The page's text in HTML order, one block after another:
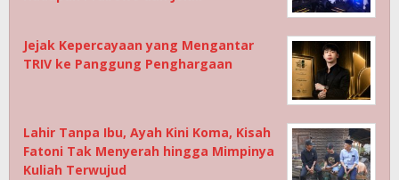
Jejak Kepercayaan yang Mengantar
TRIV ke Panggung Penghargaan
Lahir Tanpa Ibu, Ayah Kini Koma, Kisah
Fatoni Tak Menyerah hingga Mimpinya
Kuliah Terwujud